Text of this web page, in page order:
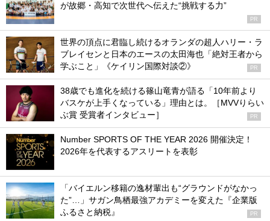
が故郷・高知で次世代へ伝えた“挑戦する力”
PR
世界の頂点に君臨し続けるオランダの超人ハリー・ラ
ブレイセンと日本のエースの太田海也「絶対王者から
学ぶこと」《ケイリン国際対談②》
PR
38歳でも進化を続ける篠山竜青が語る「10年前より
バスケが上手くなっている」理由とは。［MVVりらい
ぶ賞 受賞者インタビュー］
PR
Number SPORTS OF THE YEAR 2026 開催決定！
2026年を代表するアスリートを表彰
「バイエルン移籍の逸材輩出も“グラウンドがなかっ
た”…」サガン鳥栖最強アカデミーを変えた『企業版
ふるさと納税』
PR